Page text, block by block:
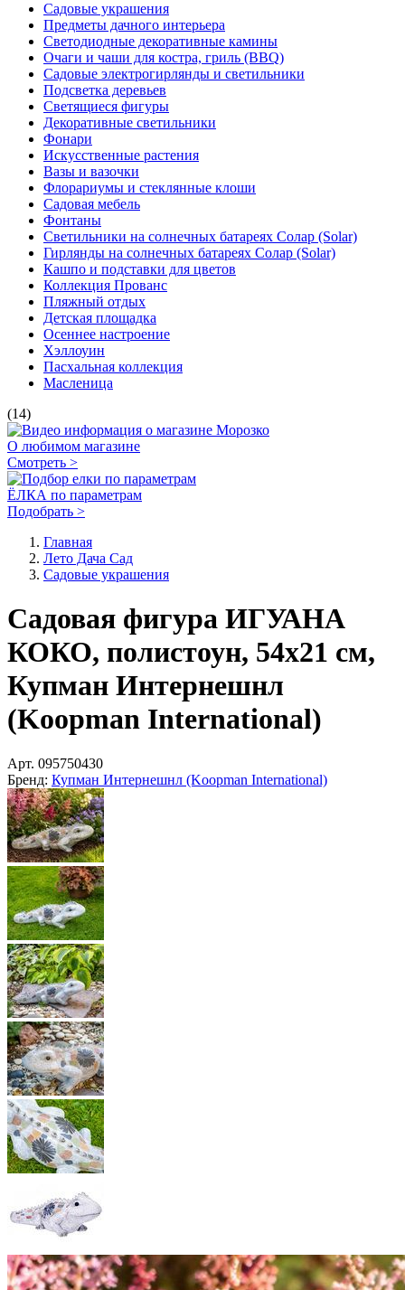
Садовые украшения
Предметы дачного интерьера
Светодиодные декоративные камины
Очаги и чаши для костра, гриль (BBQ)
Садовые электрогирлянды и светильники
Подсветка деревьев
Светящиеся фигуры
Декоративные светильники
Фонари
Искусственные растения
Вазы и вазочки
Флорариумы и стеклянные клоши
Садовая мебель
Фонтаны
Светильники на солнечных батареях Солар (Solar)
Гирлянды на солнечных батареях Солар (Solar)
Кашпо и подставки для цветов
Коллекция Прованс
Пляжный отдых
Детская площадка
Осеннее настроение
Хэллоуин
Пасхальная коллекция
Масленица
(14)
О любимом магазине
Смотреть >
ЁЛКА по параметрам
Подобрать >
Главная
Лето Дача Сад
Садовые украшения
Садовая фигура ИГУАНА
КОКО, полистоун, 54х21 см,
Купман Интернешнл
(Koopman International)
Арт. 095750430
Бренд: Купман Интернешнл (Koopman International)